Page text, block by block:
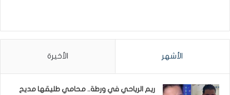
الأشهر الأخيرة
ريم الرياحي في ورطة.. محامي طليقها مديح